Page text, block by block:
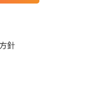
針